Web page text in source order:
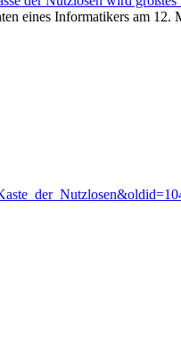
eines Informatikers am 12.